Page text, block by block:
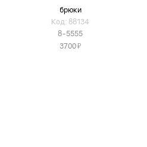
брюки
Код: 88134
8-5555
3700Я